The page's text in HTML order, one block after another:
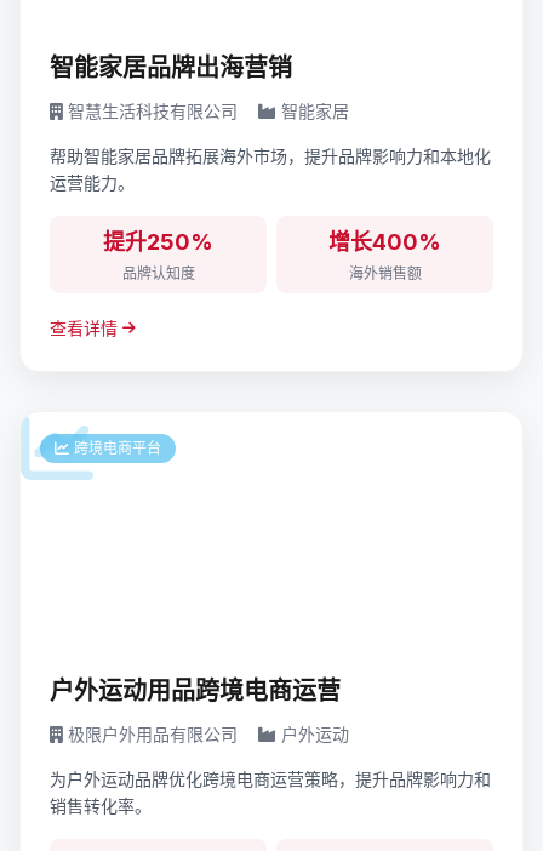
智能家居品牌出海营销
智慧生活科技有限公司 智能家居
帮助智能家居品牌拓展海外市场，提升品牌影响力和本地化
运营能力。
提升250%
品牌认知度
增长400%
海外销售额
查看详情
跨境电商平台
户外运动用品跨境电商运营
极限户外用品有限公司 户外运动
为户外运动品牌优化跨境电商运营策略，提升品牌影响力和
销售转化率。